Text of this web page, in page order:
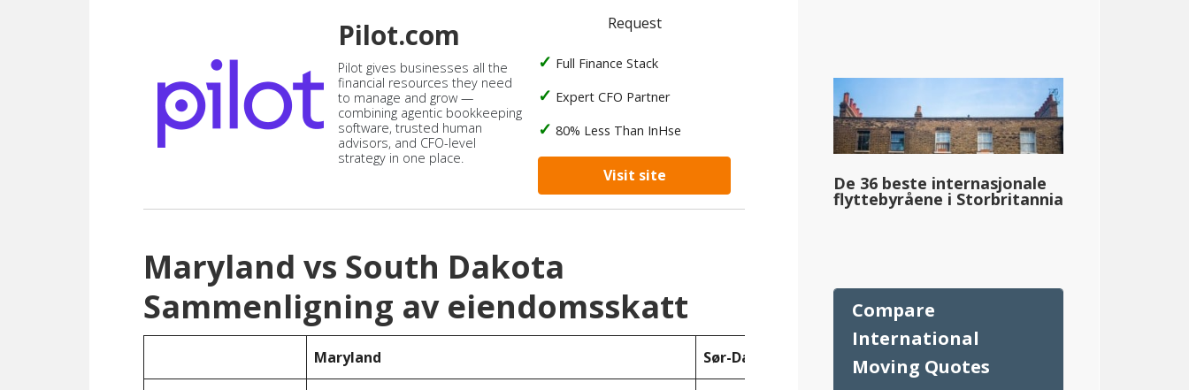
Pilot.com
Pilot gives businesses all the
financial resources they need
to manage and grow —
combining agentic bookkeeping
software, trusted human
advisors, and CFO-level
strategy in one place.
Request
Full Finance Stack
Expert CFO Partner
80% Less Than InHse
Visit site
Maryland vs South Dakota
Sammenligning av eiendomsskatt
Maryland Sør-Dakota
De 36 beste internasjonale
flyttebyråene i Storbritannia